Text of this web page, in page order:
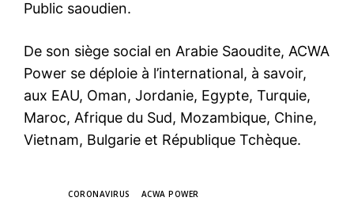
Public saoudien.
De son siège social en Arabie Saoudite, ACWA
Power se déploie à l’international, à savoir,
aux EAU, Oman, Jordanie, Egypte, Turquie,
Maroc, Afrique du Sud, Mozambique, Chine,
Vietnam, Bulgarie et République Tchèque.
CORONAVIRUS ACWA POWER